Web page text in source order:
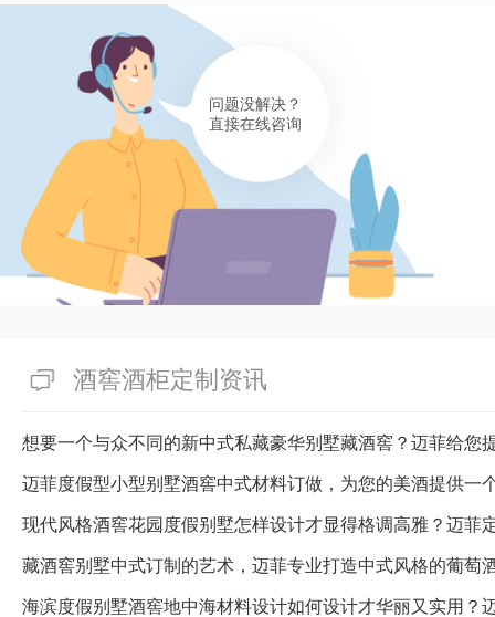
酒窖定做商家，确保无论开销
和理想的效果！
有帮助(
147****1107
像“重庆市定做恒温恒湿酒窖
一家专业的定做商家比开销
定做的开销并不是固定的，不
也会随选择原料、制作工艺要
定做改造综合性服务体系，欢
有帮助(369) 分享
问题没解决？
直接在线咨询
酒窖酒柜定制资讯
想要一个与众不同的新中式私藏豪华别墅藏酒窖？迈菲给您
迈菲度假型小型别墅酒窖中式材料订做，为您的美酒提供一
藏酒窖别墅中式订制的艺术，迈菲专业打造中式风格的葡萄
海滨度假别墅酒窖地中海材料设计如何设计才华丽又实用？